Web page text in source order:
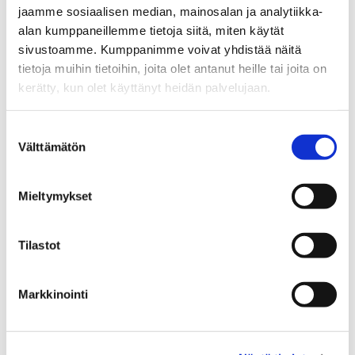
jaamme sosiaalisen median, mainosalan ja analytiikka-
alan kumppaneillemme tietoja siitä, miten käytät
sivustoamme. Kumppanimme voivat yhdistää näitä
tietoja muihin tietoihin, joita olet antanut heille tai joita on
kerätty, kun olet käyttänyt heidän palvelujaan.
valinta
Välttämätön
Mieltymykset
Tilastot
Markkinointi
Vox cordisissa marraskuussa
2020.
Lue koko Vox cordis -lehti
näköislehtenä: Vox cordis 2/2020
Tilaa Vaasan yliopiston